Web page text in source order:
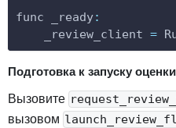
func _ready:
    _review_client
=
Подготовка к запуску
Вызовите
вызовом